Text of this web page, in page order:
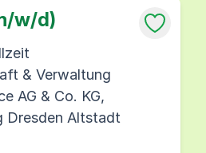
w/d)
& Verwaltung
AG & Co. KG,
Dresden Altstadt